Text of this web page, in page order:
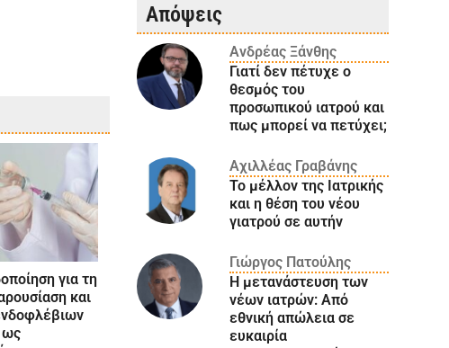
για τη
και
ως
Απόψεις
Ανδρέας Ξάνθης
Γιατί δεν πέτυχε ο
θεσμός του
προσωπικού ιατρού και
πως μπορεί να πετύχει;
Αχιλλέας Γραβάνης
Το μέλλον της Ιατρικής
και η θέση του νέου
γιατρού σε αυτήν
Γιώργος Πατούλης
Η μετανάστευση των
νέων ιατρών: Aπό
εθνική απώλεια σε
ευκαιρία